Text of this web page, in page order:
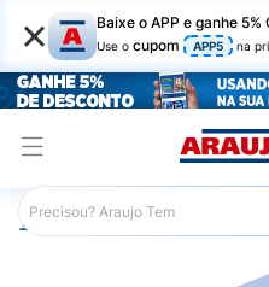
× Baixe o APP e ganhe 5%
Use o cupom APP5 na
Araujo Medicamentos